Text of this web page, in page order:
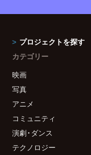
プロジェクトを探す
カテゴリー
映画
写真
アニメ
コミュニティ
演劇・ダンス
テクノロジー